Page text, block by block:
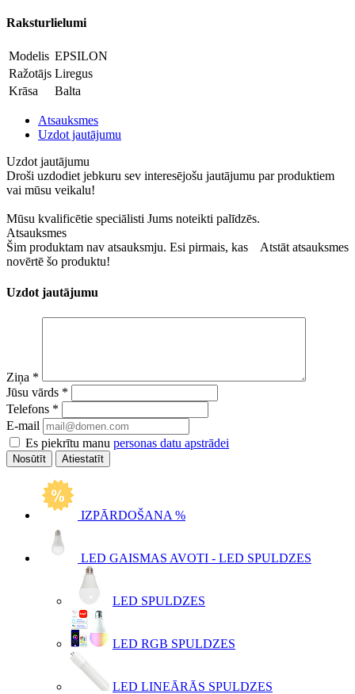
Raksturlielumi
Modelis EPSILON
Ražotājs Liregus
Krāsa
Balta
Atsauksmes
Uzdot jautājumu
Uzdot jautājumu
Droši uzdodiet jebkuru sev interesējošu jautājumu par produktiem
vai mūsu veikalu!
Mūsu kvalificētie speciālisti Jums noteikti palīdzēs.
Atsauksmes
Atstāt atsauksmes
Šim produktam nav atsauksmju. Esi pirmais, kas
novērtē šo produktu!
Uzdot jautājumu
Ziņa *
Jūsu vārds *
Telefons *
E-mail
Es piekrītu manu personas datu apstrādei
Atiestatīt
IZPĀRDOŠANA %
LED GAISMAS AVOTI - LED SPULDZES
LED SPULDZES
LED RGB SPULDZES
LED LINEĀRĀS SPULDZES